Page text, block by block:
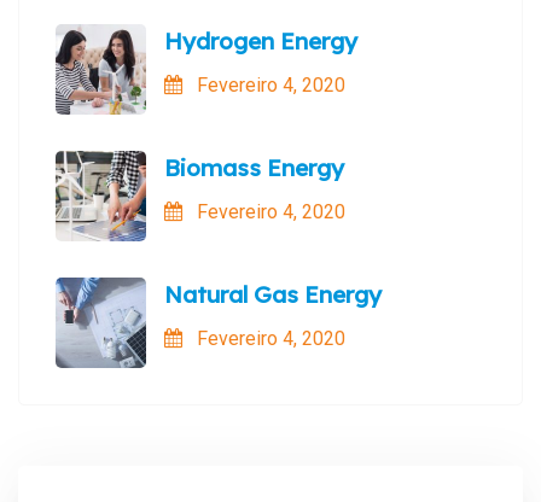
Hydrogen Energy
Fevereiro 4, 2020
Biomass Energy
Fevereiro 4, 2020
Natural Gas Energy
Fevereiro 4, 2020